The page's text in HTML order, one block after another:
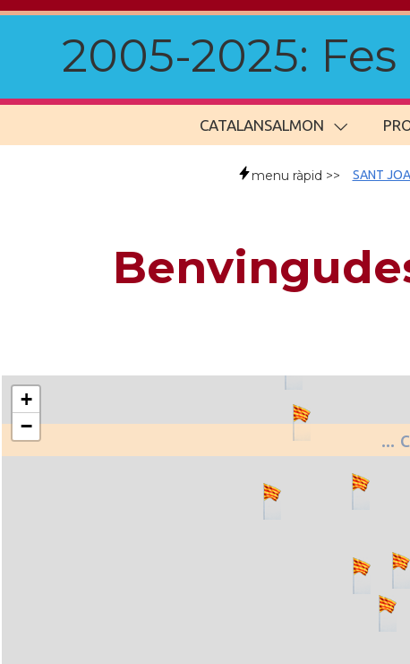
2005-2025:
CATALANSALMON
menu ràpid >> SANT
...
+
−